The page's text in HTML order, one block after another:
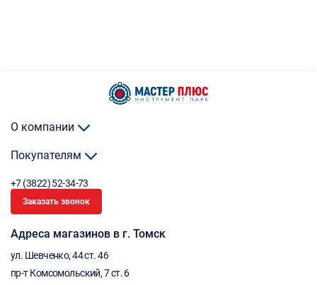
О компании
Покупателям
+7 (3822) 52-34-73
Заказать звонок
Адреса магазинов в г. Томск
ул. Шевченко, 44 ст. 46
пр-т Комсомольский, 7 ст. 6